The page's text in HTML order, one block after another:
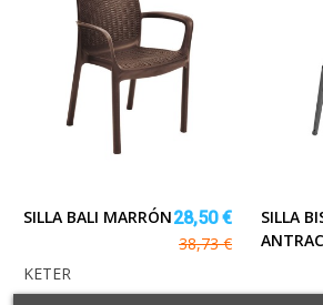
SILLA BALI MARRÓN28,50 €
38,73 €
KETER
SILLA